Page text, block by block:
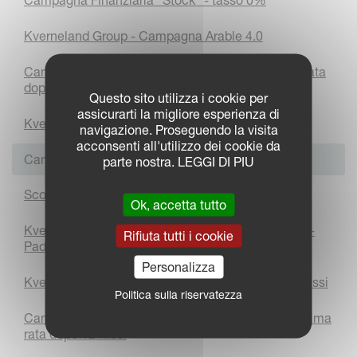
Kverneland Group - Campagna Arable 4.0
Campagna Finanziaria "Concrete" - la tua prima rata
dopo 12 mesi
Kverneland e Vicon ad Agritechnica 2025
Campagna Stay or Become
Scopri il Press Centre di Kverneland Group
Kverneland Group è pronto per Agritechnica 2025 -
Padiglione 5
Kverneland Group Italia festeggia 20 anni di successi
Campagna Finanziaria "Trust and Save" - la tua prima
rata dopo 12 mesi
Questo sito utilizza i cookie per
assicurarti la migliore esperienza di
navigazione. Proseguendo la visita
acconsenti all'utilizzo dei cookie da
parte nostra. LEGGI DI PIU
Ok, accetta tutto
Rifiuta tutti i cookie
Personalizza
Politica sulla riservatezza